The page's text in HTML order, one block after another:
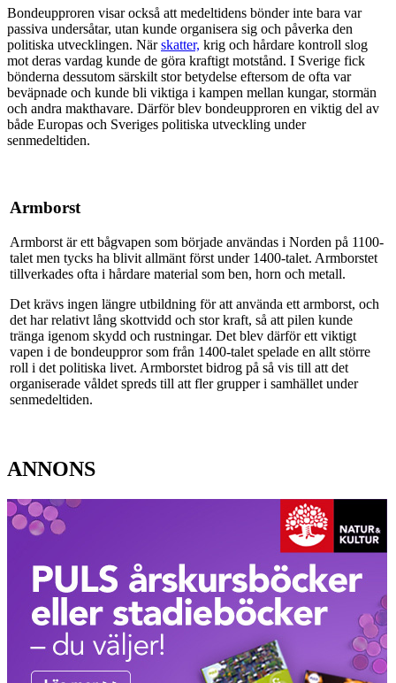
Bondeupproren visar också att medeltidens bönder inte bara var
passiva undersåtar, utan kunde organisera sig och påverka den
politiska utvecklingen. Närskatter, krig och hårdare kontroll slog
mot deras vardag kunde de göra kraftigt motstånd. I Sverige fick
bönderna dessutom särskilt stor betydelse eftersom de ofta var
beväpnade och kunde bli viktiga i kampen mellan kungar, stormän
och andra makthavare. Därför blev bondeupproren en viktig del av
både Europas och Sveriges politiska utveckling under
senmedeltiden.
Armborst
Armborst är ett bågvapen som började användas i Norden på 1100-
talet men tycks ha blivit allmänt först under 1400-talet. Armborstet
tillverkades ofta i hårdare material som ben, horn och metall.
Det krävs ingen längre utbildning för att använda ett armborst, och
det har relativt lång skottvidd och stor kraft, så att pilen kunde
tränga igenom skydd och rustningar. Det blev därför ett viktigt
vapen i de bondeuppror som från 1400-talet spelade en allt större
roll i det politiska livet. Armborstet bidrog på så vis till att det
organiserade våldet spreds till att fler grupper i samhället under
senmedeltiden.
ANNONS